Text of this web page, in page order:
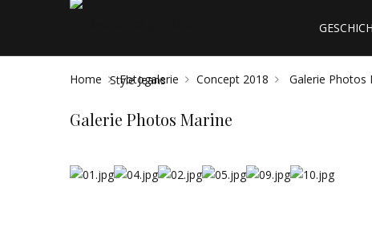
Home Fotogalerie Concept 2018 Galerie Photos
Galerie Photos Marine